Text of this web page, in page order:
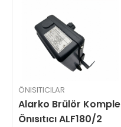
ÖNISITICILAR
Alarko Brülör Komple
Önısıtıcı ALF180/2